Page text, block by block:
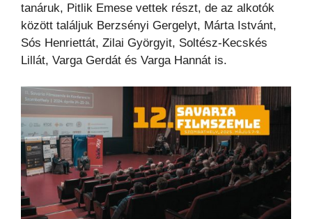
tanáruk, Pitlik Emese vettek részt, de az alkotók
között találjuk Berzsényi Gergelyt, Márta Istvánt,
Sós Henriettát, Zilai Györgyit, Soltész-Kecskés
Lillát, Varga Gerdát és Varga Hannát is.